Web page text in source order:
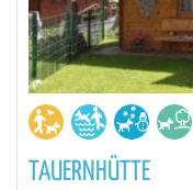
TAUERNHÜTTE